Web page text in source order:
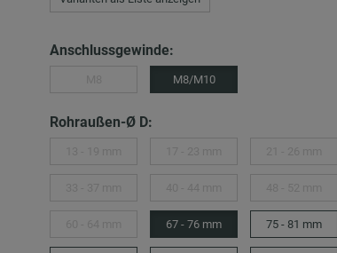
Anschlussgewinde:
M8/M10
Rohraußen-Ø D:
67 - 76 mm 75 - 81 mm